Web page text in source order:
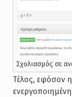
Σχολιασμός σε
Τέλος, εφόσον